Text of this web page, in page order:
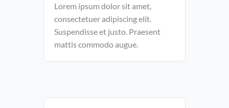
Lorem ipsum dolor sit amet,
consectetuer adipiscing elit.
Suspendisse et justo. Praesent
mattis commodo augue.